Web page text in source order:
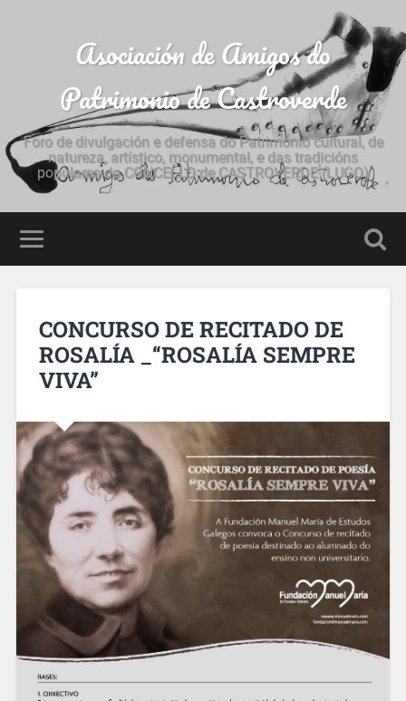
Asociación de Amigos do
Patrimonio de Castroverde
Foro de divulgación e defensa do Patrimonio cultural, de
natureza, artístico, monumental, e das tradicións
populares do CONCELLO de CASTROVERDE (LUGO)
CONCURSO DE RECITADO DE
ROSALÍA _“ROSALÍA SEMPRE
VIVA”